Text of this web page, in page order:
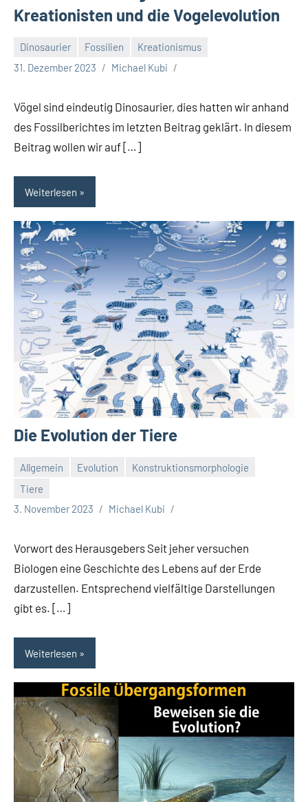
Kreationisten und die Vogelevolution
Dinosaurier Fossilien
Kreationismus
31. Dezember 2023
Michael Kubi
Vögel sind eindeutig Dinosaurier, dies hatten wir anhand
des Fossilberichtes im letzten Beitrag geklärt. In diesem
Beitrag wollen wir auf […]
Weiterlesen
Die Evolution der Tiere
Allgemein Evolution
Konstruktionsmorphologie
Tiere
3. November 2023
Michael Kubi
Vorwort des Herausgebers Seit jeher versuchen
Biologen eine Geschichte des Lebens auf der Erde
darzustellen. Entsprechend vielfältige Darstellungen
gibt es. […]
Weiterlesen